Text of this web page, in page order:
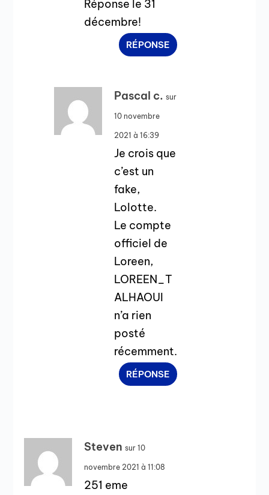
Réponse le 31
décembre!
RÉPONSE
Pascal c. sur
10 novembre
2021 à 16:39
Je crois que
c’est un
fake,
Lolotte.
Le compte
officiel de
Loreen,
LOREEN_T
ALHAOUI
n’a rien
posté
récemment.
RÉPONSE
Steven sur 10
novembre 2021 à 11:08
251 eme